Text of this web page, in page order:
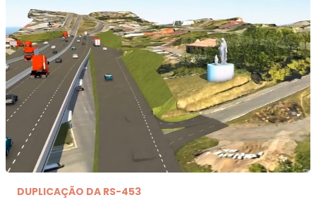
DUPLICAÇÃO DA RS-453